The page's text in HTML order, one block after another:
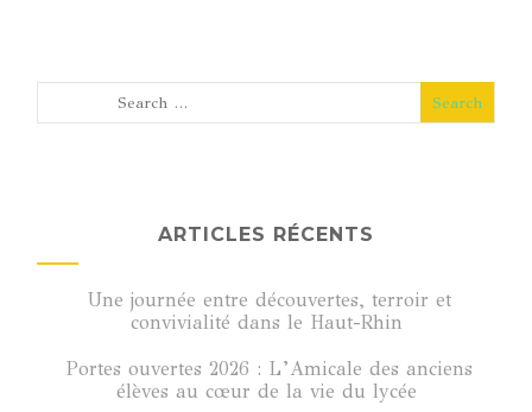
ARTICLES RÉCENTS
Une journée entre découvertes, terroir et
convivialité dans le Haut-Rhin
Portes ouvertes 2026 : L’Amicale des anciens
élèves au cœur de la vie du lycée